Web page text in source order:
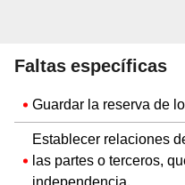
Faltas específicas
Guardar la reserva de
Establecer relaciones
las partes o terceros,